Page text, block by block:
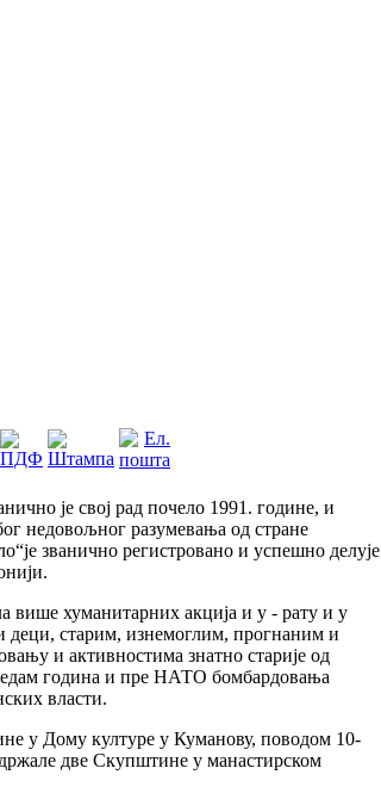
је свој рад почело 1991. године, и
недовољног разумевања од стране
званично регистровано и успешно делује
више хуманитарних акција и у - рату и у
деци, старим, изнемоглим, прогнаним и
и активностима знатно старије од
година и пре НАТО бомбардовања
власти.
у Дому културе у Куманову, поводом 10-
две Скупштине у манастирском